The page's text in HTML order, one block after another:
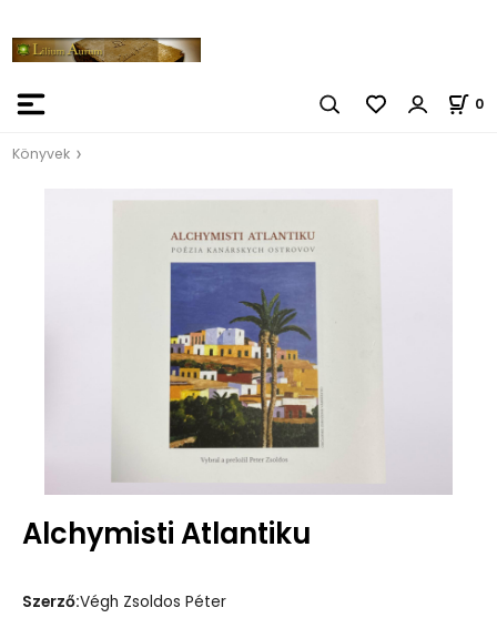
0
Könyvek
Alchymisti Atlantiku
Szerző:Végh Zsoldos Péter